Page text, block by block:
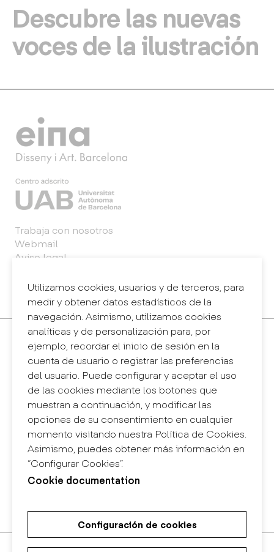
Descubre las nuevas
voces de la ilustración
Utilizamos cookies, usuarios y de terceros, para
medir y obtener datos estadísticos de la
navegación. Asimismo, utilizamos cookies
analíticas y de personalización para, por
ejemplo, recordar el inicio de sesión en la
cuenta de usuario o registrar las preferencias
del usuario. Puede configurar y aceptar el uso
de las cookies mediante los botones que
muestran a continuación, y modificar las
opciones de su consentimiento en cualquier
momento visitando nuestra Política de Cookies.
Asimismo, puedes obtener más información en
“Configurar Cookies”.
Cookie documentation
Configuración de cookies
Trabaja con nosotros
Webmail
Aviso legal
Sistema interno de información (canal de
denuncias)
Contacto
+34 932 030 923
info@eina.cat
Eina Sentmenat
Passeig Santa Eulàlia, 25
08017 Barcelona
+34 672 31 86 57
Eina Bosc
Carrer del Bosc, 2
+34 675 78 48 03